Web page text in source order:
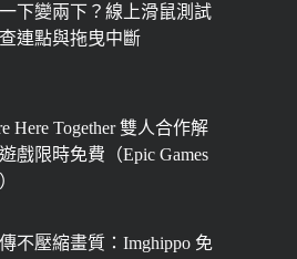
下變兩下？線上滑鼠測試
連點與拖曳中斷
Here Together 雙人合作解
戲限時免費（Epic Games
不壓縮畫質：Imghippo 免